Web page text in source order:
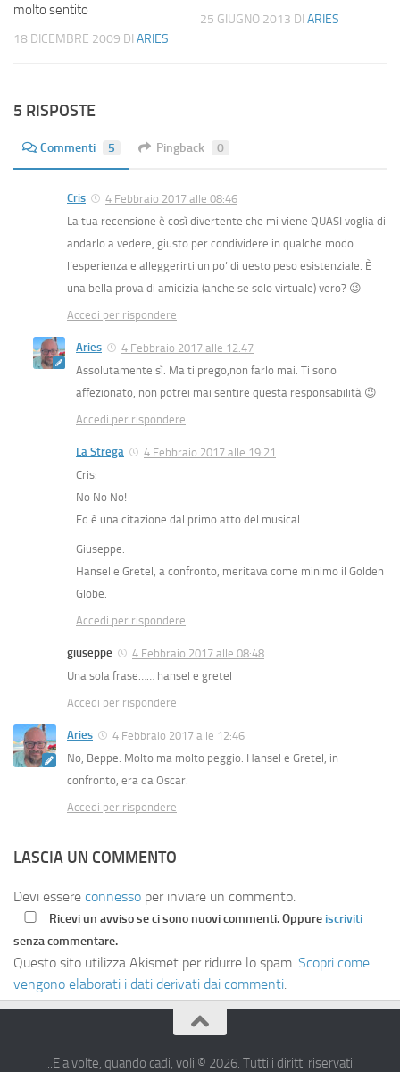
molto sentito
18 DICEMBRE 2009 DI ARIES
25 GIUGNO 2013 DI ARIES
5 RISPOSTE
Commenti 5 Pingback 0
Cris
4 Febbraio 2017 alle 08:46
La tua recensione è così divertente che mi viene QUASI voglia di
andarlo a vedere, giusto per condividere in qualche modo
l’esperienza e alleggerirti un po’ di uesto peso esistenziale. È
una bella prova di amicizia (anche se solo virtuale) vero? 😉
Accedi per rispondere
Aries
4 Febbraio 2017 alle 12:47
Assolutamente sì. Ma ti prego,non farlo mai. Ti sono
affezionato, non potrei mai sentire questa responsabilità 😉
Accedi per rispondere
La Strega
4 Febbraio 2017 alle 19:21
Cris:
No No No!
Ed è una citazione dal primo atto del musical.
Giuseppe:
Hansel e Gretel, a confronto, meritava come minimo il Golden
Globe.
Accedi per rispondere
giuseppe
4 Febbraio 2017 alle 08:48
Una sola frase…… hansel e gretel
Accedi per rispondere
Aries
4 Febbraio 2017 alle 12:46
No, Beppe. Molto ma molto peggio. Hansel e Gretel, in
confronto, era da Oscar.
Accedi per rispondere
LASCIA UN COMMENTO
Devi essere connesso per inviare un commento.
Ricevi un avviso se ci sono nuovi commenti. Oppure iscriviti
senza commentare.
Questo sito utilizza Akismet per ridurre lo spam. Scopri come
vengono elaborati i dati derivati dai commenti.
...E a volte, quando cadi, voli © 2026. Tutti i diritti riservati.